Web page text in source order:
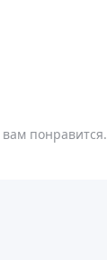
понравится.